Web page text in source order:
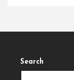
Search